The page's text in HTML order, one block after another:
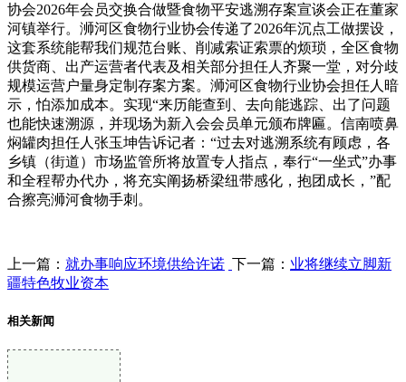
协会2026年会员交换合做暨食物平安逃溯存案宣谈会正在董家
河镇举行。浉河区食物行业协会传递了2026年沉点工做摆设，
这套系统能帮我们规范台账、削减索证索票的烦琐，全区食物
供货商、出产运营者代表及相关部分担任人齐聚一堂，对分歧
规模运营户量身定制存案方案。浉河区食物行业协会担任人暗
示，怕添加成本。实现“来历能查到、去向能逃踪、出了问题
也能快速溯源，并现场为新入会会员单元颁布牌匾。信南喷鼻
焖罐肉担任人张玉坤告诉记者：“过去对逃溯系统有顾虑，各
乡镇（街道）市场监管所将放置专人指点，奉行“一坐式”办事
和全程帮办代办，将充实阐扬桥梁纽带感化，抱团成长，”配
合擦亮浉河食物手刺。
上一篇： 就办事响应环境供给许诺 下一篇： 业将继续立脚新
疆特色牧业资本
相关新闻